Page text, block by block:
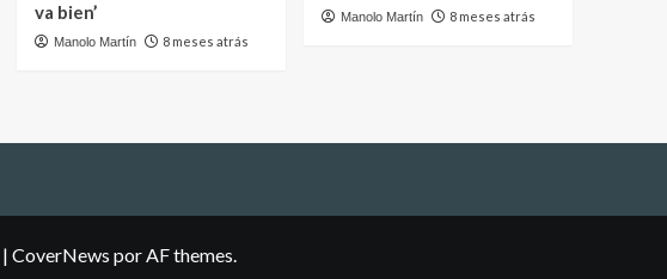
va bien’
Manolo Martín 8 meses atrás
Manolo Martín 8 meses atrás
| CoverNews por AF themes.